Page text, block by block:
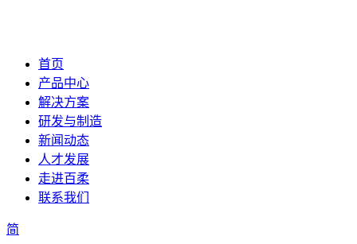
首页
产品中心
解决方案
研发与制造
新闻动态
人才发展
走进百柔
联系我们
简